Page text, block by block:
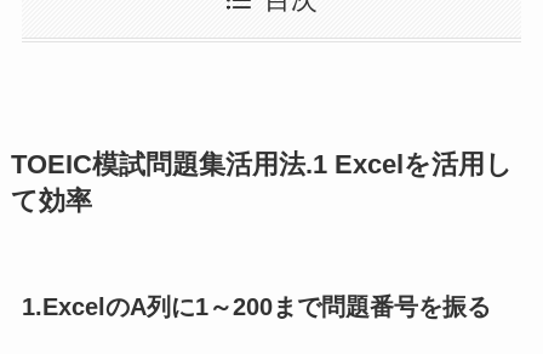
TOEIC模試問題集活用法.1 Excelを活用し
て効率
1.ExcelのA列に1～200まで問題番号を振る